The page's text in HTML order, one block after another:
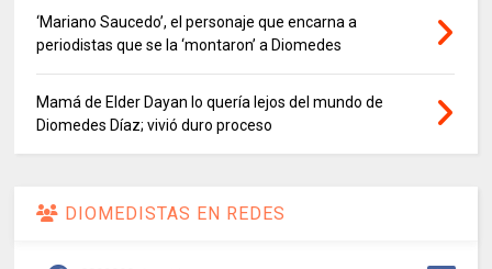
‘Mariano Saucedo’, el personaje que encarna a
periodistas que se la ‘montaron’ a Diomedes
Mamá de Elder Dayan lo quería lejos del mundo de
Diomedes Díaz; vivió duro proceso
DIOMEDISTAS EN REDES